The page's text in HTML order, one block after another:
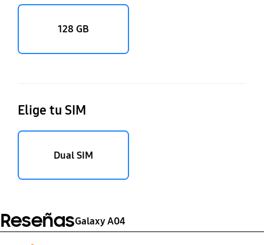
128 GB
Elige tu SIM
Dual SIM
ReseñasGalaxy A04